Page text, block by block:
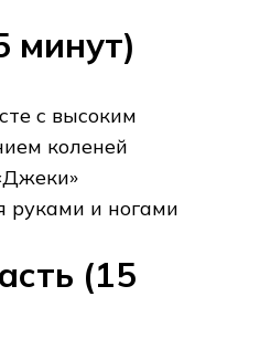
минут)
с высоким
коленей
руками и ногами
(15